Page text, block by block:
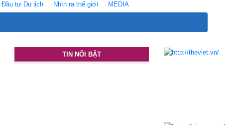
Ðầu tư Du lịch Nhìn ra thế giới MEDIA
TIN NỔI BẬT